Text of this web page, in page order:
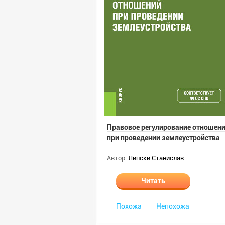
Правовое регулирование
при проведении землеустройства
Автор: Липски Станислав
Читать
Похожа Непохожа